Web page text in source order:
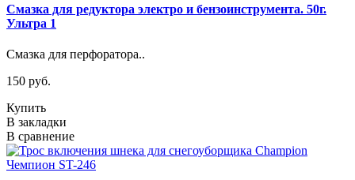
Смазка для редуктора электро и бензоинструмента. 50г.
Ультра 1
Смазка для перфоратора..
150 руб.
Купить
В закладки
В сравнение